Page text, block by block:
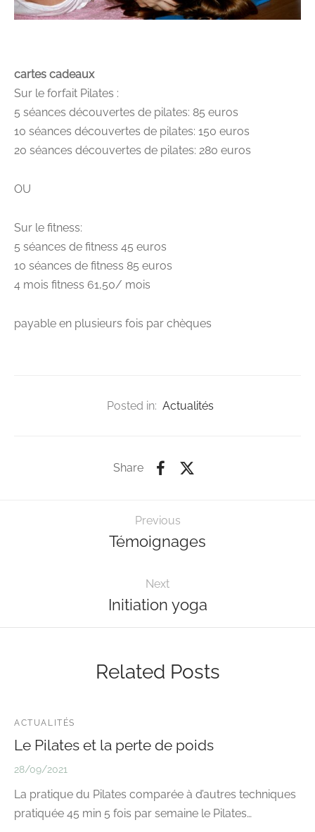
cartes cadeaux
Sur le forfait Pilates :
5 séances découvertes de pilates: 85 euros
10 séances découvertes de pilates: 150 euros
20 séances découvertes de pilates: 280 euros
OU
Sur le fitness:
5 séances de fitness 45 euros
10 séances de fitness 85 euros
4 mois fitness 61,50/ mois
payable en plusieurs fois par chèques
Posted in: Actualités
Share
Previous
Témoignages
Next
Initiation yoga
Related Posts
ACTUALITÉS
Le Pilates et la perte de poids
28/09/2021
La pratique du Pilates comparée à d’autres techniques
pratiquée 45 min 5 fois par semaine le Pilates…